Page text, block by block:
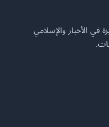
في الأخبار والإسلامي